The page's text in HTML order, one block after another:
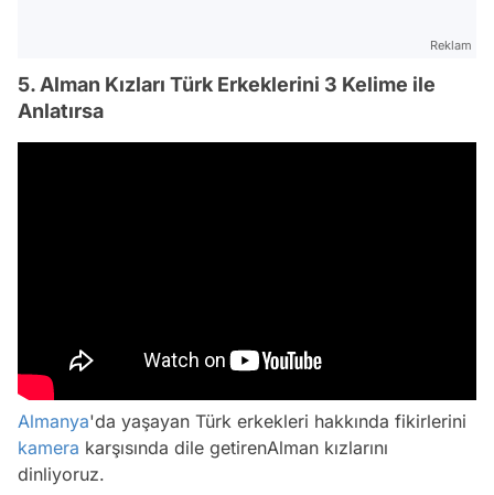
Reklam
5. Alman Kızları Türk Erkeklerini 3 Kelime ile
Anlatırsa
Almanya'da yaşayan Türk erkekleri hakkında fikirlerini
kamera karşısında dile getirenAlman kızlarını
dinliyoruz.